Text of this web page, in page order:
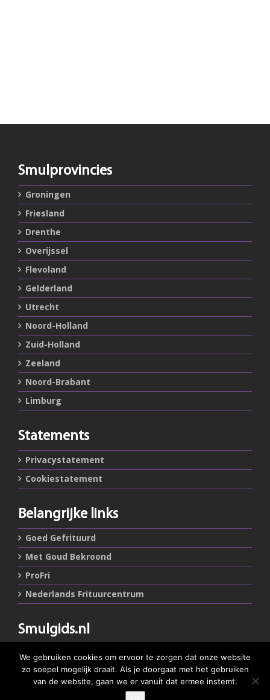
Smulprovincies
Groningen
Friesland
Drenthe
Overijssel
Flevoland
Gelderland
Utrecht
Noord-Holland
Zuid-Holland
Zeeland
Noord-Brabant
Limburg
Statements
Privacystatement
Cookiestatement
Belangrijke links
Goed Gefrituurd
Met Goud Bekroond
ProFri
Nederlands Frituurcentrum
Smulgids.nl
Blaarthemseweg 72
5502 JW Veldhoven
We gebruiken cookies om ervoor te zorgen dat onze website
zo soepel mogelijk draait. Als je doorgaat met het gebruiken
van de website, gaan we er vanuit dat ermee instemt.